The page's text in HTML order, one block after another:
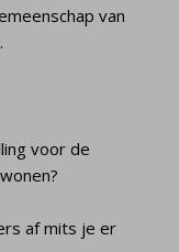
van
voor de
af mits je er